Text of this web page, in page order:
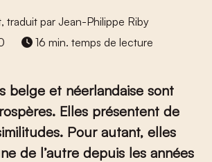
, traduit par Jean-Philippe Riby
16 min. temps de lecture
belge et néerlandaise sont
Elles présentent de
Pour autant, elles
de l’autre depuis les années